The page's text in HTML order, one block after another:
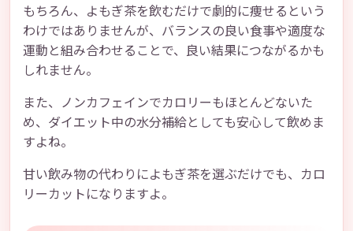
もちろん、よもぎ茶を飲むだけで劇的に痩せるという
わけではありませんが、バランスの良い食事や適度な
運動と組み合わせることで、良い結果につながるかも
しれません。
また、ノンカフェインでカロリーもほとんどないた
め、ダイエット中の水分補給としても安心して飲めま
すよね。
甘い飲み物の代わりによもぎ茶を選ぶだけでも、カロ
リーカットになりますよ。